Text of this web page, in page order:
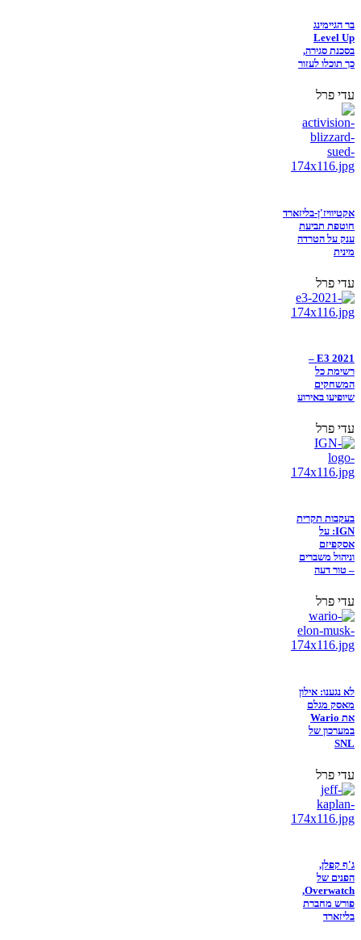
בר הגיימינג
Level Up
בסכנת סגירה,
כך תוכלו לעזור
עדי פרל
אקטיוויז'ן-בליזארד
חוטפת תביעת
ענק על הטרדה
מינית
עדי פרל
E3 2021 –
רשימת כל
המשחקים
שיופיעו באירוע
עדי פרל
בעקבות תקרית
IGN: על
אסקפיזם
וניהול משברים
– טור דעה
עדי פרל
לא נגענו: אילון
מאסק מגלם
את Wario
במערכון של
SNL
עדי פרל
ג'ף קפלן,
הפנים של
Overwatch,
פורש מחברת
בליזארד